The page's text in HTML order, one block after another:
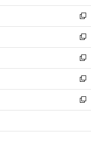
開
く
ウ
で
開
く
ン
ド
ウ
で
開
く
ウ
ィ
ン
ド
ウ
で
開
く
新
し
い
ウ
ィ
ン
ド
ウ
で
開
新
し
い
ウ
ィ
ン
ド
ウ
開
新
し
い
ウ
ィ
ン
ウ
新
し
い
ウ
ン
新
し
ウ